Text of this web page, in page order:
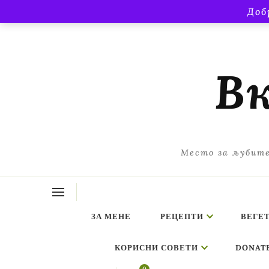
Место за
ЗА МЕНЕ РЕЦЕПТИ
КОРИСНИ СОВЕТИ